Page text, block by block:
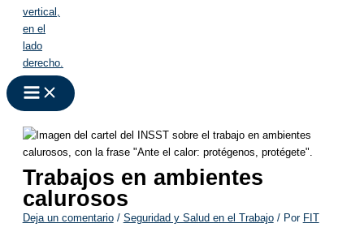
Trabajos en ambientes
calurosos
Deja un comentario / Seguridad y Salud en el Trabajo/ Por FIT